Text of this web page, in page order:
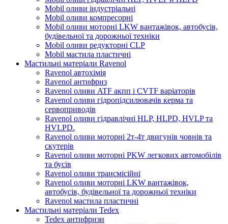
Mobil оливи індустріальні
Mobil оливи компресорні
Mobil оливи моторні LKW вантажівок, автобусів,
будівельної та дорожньої техніки
Mobil оливи редукторні CLP
Mobil мастила пластичні
Мастильні матеріали Ravenol
Ravenol автохімія
Ravenol антифриз
Ravenol оливи ATF акпп і CVTF варіаторів
Ravenol оливи гідропідсилювачів керма та
сервоприводів
Ravenol оливи гідравлічні HLP, HLPD, HVLP та
HVLPD.
Ravenol оливи моторні 2т-4т двигунів човнів та
скутерів
Ravenol оливи моторні PKW легкових автомобілів
та бусів
Ravenol оливи трансмісійні
Ravenol оливи моторні LKW вантажівок,
автобусів, будівельної та дорожньої техніки
Ravenol мастила пластичні
Мастильні матеріали Tedex
Tedex антифризи